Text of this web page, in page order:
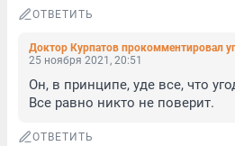
ОТВЕТИТЬ
25 ноября 2021, 20:51
Он, в принципе, уде все, что
Все равно никто не поверит.
ОТВЕТИТЬ